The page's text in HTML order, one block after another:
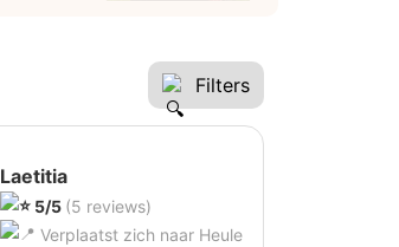
Filters
Laetitia
5/5 (5 reviews)
Verplaatst zich naar Heule